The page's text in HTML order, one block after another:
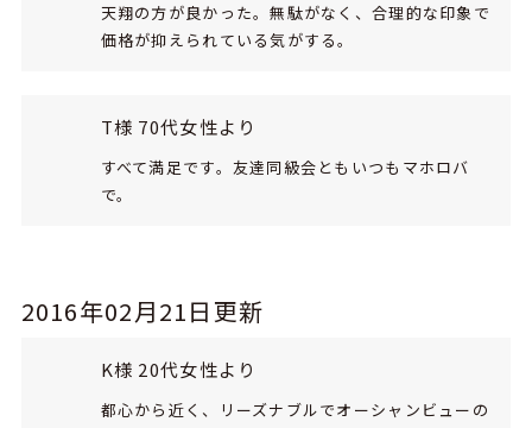
天翔の方が良かった。無駄がなく、合理的な印象で
価格が抑えられている気がする。
T様 70代女性より
すべて満足です。友達同級会ともいつもマホロバ
で。
2016年02月21日更新
K様 20代女性より
都心から近く、リーズナブルでオーシャンビューの